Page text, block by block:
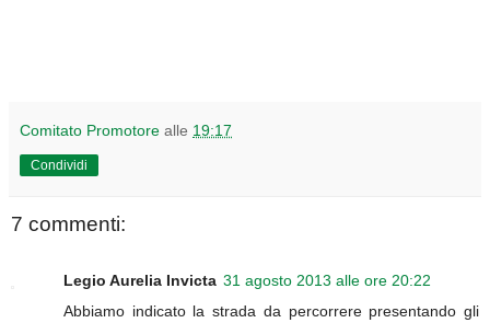
Comitato Promotore alle 19:17
Condividi
7 commenti:
Legio Aurelia Invicta 31 agosto 2013 alle ore 20:22
Abbiamo indicato la strada da percorrere presentando gli